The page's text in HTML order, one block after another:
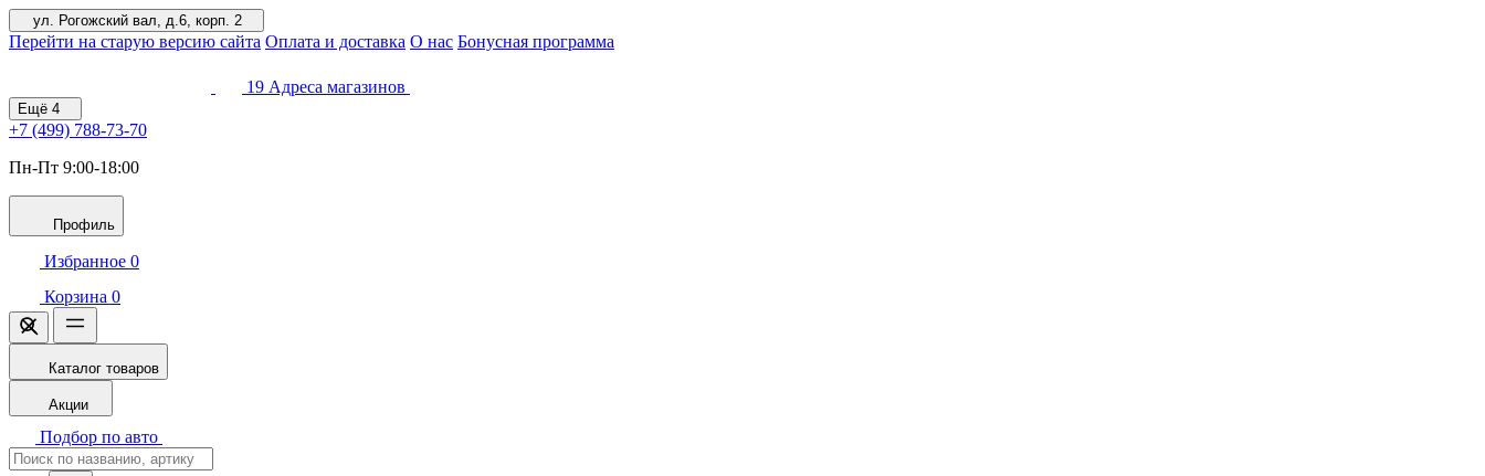
ул. Рогожский вал, д.6, корп. 2
Перейти на старую версию сайта Оплата и доставка О нас Бонусная программа
19 Адреса магазинов
Ещё 4
+7 (499) 788-73-70
Пн-Пт 9:00-18:00
Профиль
Избранное 0
Корзина 0
Каталог товаров
Акции
Подбор по авто